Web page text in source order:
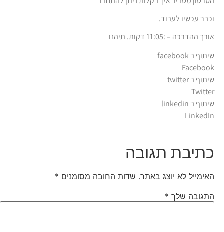
וכבר עכשיו לעבוד.
אורך ההדרכה – :11:05 דקות. תיהנו
שיתוף ב facebook
Facebook
שיתוף ב twitter
Twitter
שיתוף ב linkedin
LinkedIn
כתיבת תגובה
האימייל לא יוצג באתר. שדות החובה מסומנים *
התגובה שלך *